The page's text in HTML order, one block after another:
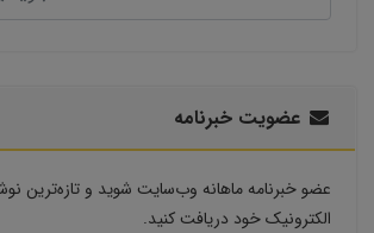
عضویت خبرنامه
عضو خبرنامه ماهانه وب‌سایت شوید و تازه‌ترین
الکترونیک خود دریافت کنید.